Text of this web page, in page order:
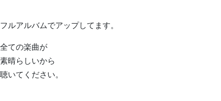
フルアルバムでアップしてます。
全ての楽曲が
素晴らしいから
聴いてください。